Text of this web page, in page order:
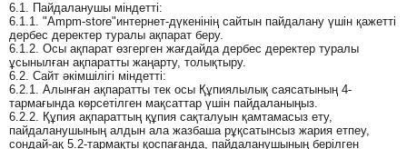
6.1. Пайдаланушы міндетті:
6.1.1. "Ampm-store"интернет-дүкенінің сайтын пайдалану үшін қажетті
дербес деректер туралы ақпарат беру.
6.1.2. Осы ақпарат өзгерген жағдайда дербес деректер туралы
ұсынылған ақпаратты жаңарту, толықтыру.
6.2. Сайт әкімшілігі міндетті:
6.2.1. Алынған ақпаратты тек осы Құпиялылық саясатының 4-
тармағында көрсетілген мақсаттар үшін пайдаланыңыз.
6.2.2. Құпия ақпараттың құпия сақталуын қамтамасыз ету,
пайдаланушының алдын ала жазбаша рұқсатынсыз жария етпеу,
сондай-ақ 5.2-тармақты қоспағанда, пайдаланушының берілген